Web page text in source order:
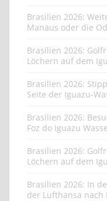
Brasilien 2026:
Manaus oder die
Brasilien 2026:
Löchern auf dem
Brasilien 2026:
Seite der Iguazu-
Brasilien 2026:
Foz do Iguazu
Brasilien 2026:
Löchern auf dem
Brasilien 2026: In
der Lufthansa nach